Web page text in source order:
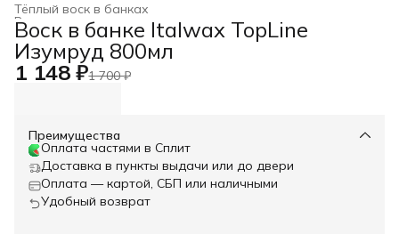
Тёплый воск в банках
Восковая депиляция и сопутствующие материалы
Главная ›
Воск в банке Italwax TopLine
Изумруд 800мл
1 148 ₽1 700 ₽
Преимущества
Оплата частями в Сплит
Доставка в пункты выдачи или до двери
Оплата — картой, СБП или наличными
Удобный возврат